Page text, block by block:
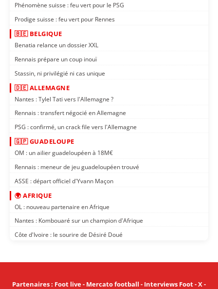
Phénomène suisse : feu vert pour le PSG
Prodige suisse : feu vert pour Rennes
🇧🇪 BELGIQUE
Benatia relance un dossier XXL
Rennais prépare un coup inouï
Stassin, ni privilégié ni cas unique
🇩🇪 ALLEMAGNE
Nantes : Tylel Tati vers l'Allemagne ?
Rennais : transfert négocié en Allemagne
PSG : confirmé, un crack file vers l'Allemagne
🇬🇵 GUADELOUPE
OM : un ailier guadeloupéen à 18M€
Rennais : meneur de jeu guadeloupéen trouvé
ASSE : départ officiel d'Yvann Maçon
🌍 AFRIQUE
OL : nouveau partenaire en Afrique
Nantes : Kombouaré sur un champion d'Afrique
Côte d'Ivoire : le sourire de Désiré Doué
Partenaires: Foot live- Mercato football - Interviews Foot-X-